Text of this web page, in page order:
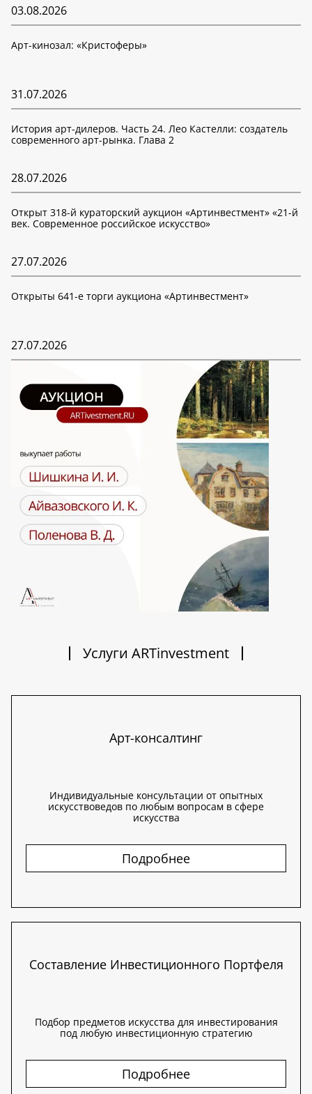
03.08.2026
Арт-кинозал: «Кристоферы»
31.07.2026
История арт-дилеров. Часть 24. Лео Кастелли: создатель
современного арт-рынка. Глава 2
28.07.2026
Открыт 318-й кураторский аукцион «Артинвестмент» «21-й
век. Современное российское искусство»
27.07.2026
Открыты 641-е торги аукциона «Артинвестмент»
27.07.2026
Услуги ARTinvestment
Арт-консалтинг
Индивидуальные консультации от опытных
искусствоведов по любым вопросам в сфере
искусства
Подробнее
Составление Инвестиционного Портфеля
Подбор предметов искусства для инвестирования
под любую инвестиционную стратегию
Подробнее